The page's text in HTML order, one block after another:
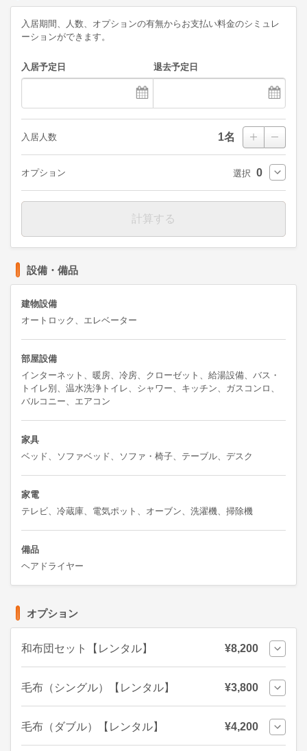
入居期間、人数、オプションの有無からお支払い料金のシミュレ
ーションができます。
入居予定日 退去予定日
入居人数 1名
オプション 選択 0
計算する
設備・備品
建物設備
オートロック、エレベーター
部屋設備
インターネット、暖房、冷房、クローゼット、給湯設備、バス・
トイレ別、温水洗浄トイレ、シャワー、キッチン、ガスコンロ、
バルコニー、エアコン
家具
ベッド、ソファベッド、ソファ・椅子、テーブル、デスク
家電
テレビ、冷蔵庫、電気ポット、オーブン、洗濯機、掃除機
備品
ヘアドライヤー
オプション
和布団セット【レンタル】 ¥8,200
毛布（シングル）【レンタル】 ¥3,800
毛布（ダブル）【レンタル】 ¥4,200